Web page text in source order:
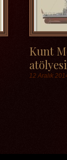
Kunt
12 Aralık